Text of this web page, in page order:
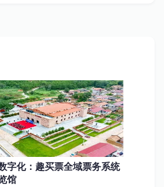
字化：趣买票全域票务系统
馆